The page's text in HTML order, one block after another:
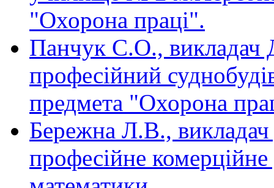
"Охорона праці".
Панчук С.О., викладач
професійний
предмета "Охорона
Бережна Л.В.,
професійне